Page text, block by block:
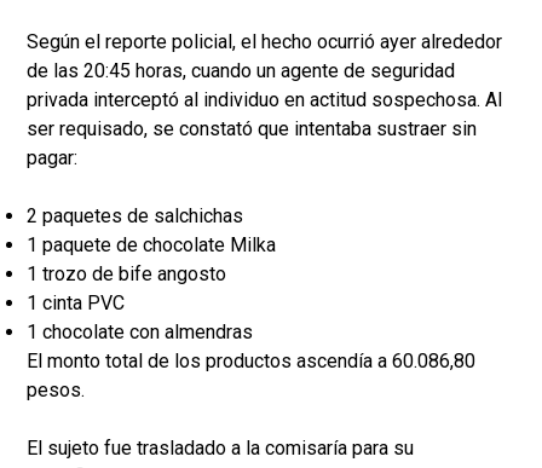
Según el reporte policial, el hecho ocurrió ayer alrededor
de las 20:45 horas, cuando un agente de seguridad
privada interceptó al individuo en actitud sospechosa. Al
ser requisado, se constató que intentaba sustraer sin
pagar:
2 paquetes de salchichas
1 paquete de chocolate Milka
1 trozo de bife angosto
1 cinta PVC
1 chocolate con almendras
El monto total de los productos ascendía a 60.086,80
pesos.
El sujeto fue trasladado a la comisaría para su